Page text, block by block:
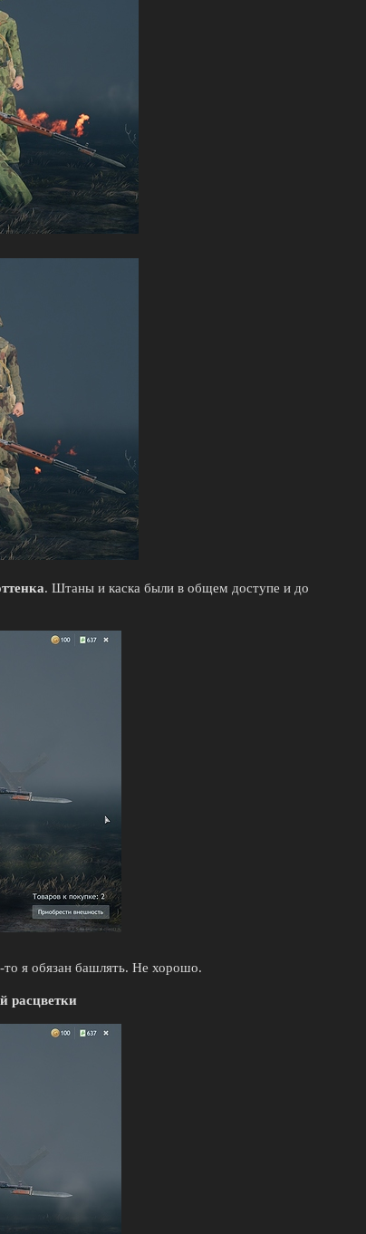
. Штаны и каска были в общем доступе и до
то я обязан башлять. Не хорошо.
расцветки